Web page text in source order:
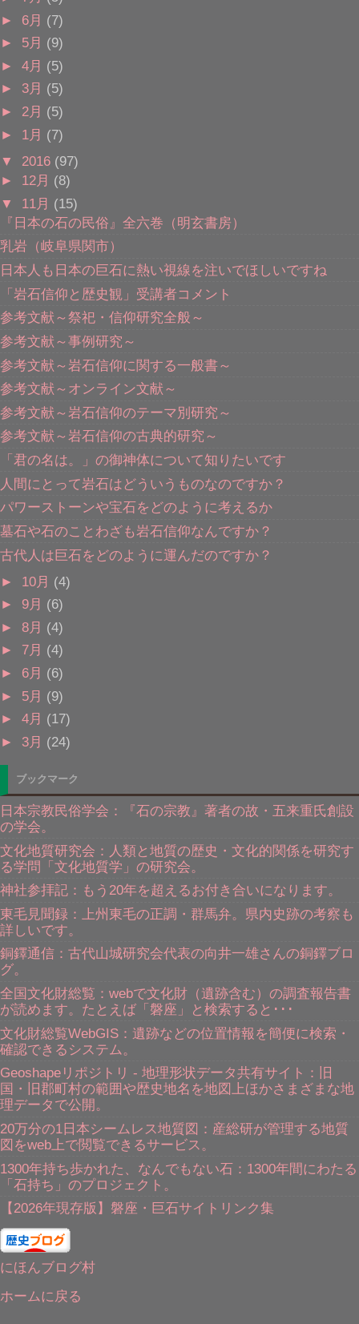
► 6月 (7)
► 5月 (9)
► 4月 (5)
► 3月 (5)
► 2月 (5)
► 1月 (7)
▼ 2016 (97)
► 12月 (8)
▼ 11月 (15)
『日本の石の民俗』全六巻（明玄書房）
乳岩（岐阜県関市）
日本人も日本の巨石に熱い視線を注いでほしいですね
「岩石信仰と歴史観」受講者コメント
参考文献～祭祀・信仰研究全般～
参考文献～事例研究～
参考文献～岩石信仰に関する一般書～
参考文献～オンライン文献～
参考文献～岩石信仰のテーマ別研究～
参考文献～岩石信仰の古典的研究～
「君の名は。」の御神体について知りたいです
人間にとって岩石はどういうものなのですか？
パワーストーンや宝石をどのように考えるか
墓石や石のことわざも岩石信仰なんですか？
古代人は巨石をどのように運んだのですか？
► 10月 (4)
► 9月 (6)
► 8月 (4)
► 7月 (4)
► 6月 (6)
► 5月 (9)
► 4月 (17)
► 3月 (24)
ブックマーク
日本宗教民俗学会：『石の宗教』著者の故・五来重氏創設
の学会。
文化地質研究会：人類と地質の歴史・文化的関係を研究す
る学問「文化地質学」の研究会。
神社参拝記：もう20年を超えるお付き合いになります。
東毛見聞録：上州東毛の正調・群馬弁。県内史跡の考察も
詳しいです。
銅鐸通信：古代山城研究会代表の向井一雄さんの銅鐸ブロ
グ。
全国文化財総覧：webで文化財（遺跡含む）の調査報告書
が読めます。たとえば「磐座」と検索すると･･･
文化財総覧WebGIS：遺跡などの位置情報を簡便に検索・
確認できるシステム。
Geoshapeリポジトリ - 地理形状データ共有サイト：旧
国・旧郡町村の範囲や歴史地名を地図上ほかさまざまな地
理データで公開。
20万分の1日本シームレス地質図：産総研が管理する地質
図をweb上で閲覧できるサービス。
1300年持ち歩かれた、なんでもない石：1300年間にわたる
「石持ち」のプロジェクト。
【2026年現存版】磐座・巨石サイトリンク集
にほんブログ村
ホームに戻る